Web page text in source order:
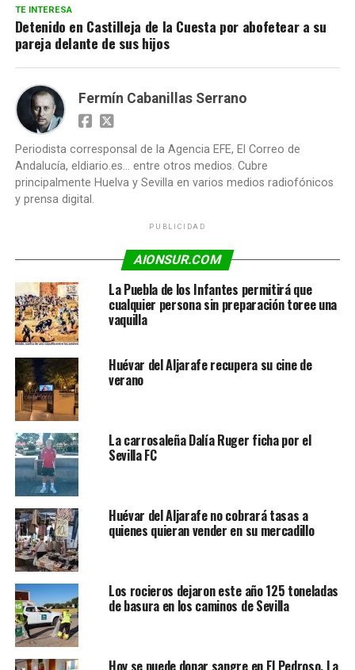
TE INTERESA
Detenido en Castilleja de la Cuesta por abofetear a su
pareja delante de sus hijos
Fermín Cabanillas Serrano
Periodista corresponsal de la Agencia EFE, El Correo de
Andalucía, eldiario.es... entre otros medios. Cubre
principalmente Huelva y Sevilla en varios medios radiofónicos
y prensa digital.
PUBLICIDAD
AIONSUR.COM
La Puebla de los Infantes permitirá que
cualquier persona sin preparación toree una
vaquilla
Huévar del Aljarafe recupera su cine de
verano
La carrosaleña Dalía Ruger ficha por el
Sevilla FC
Huévar del Aljarafe no cobrará tasas a
quienes quieran vender en su mercadillo
Los rocieros dejaron este año 125 toneladas
de basura en los caminos de Sevilla
Hoy se puede donar sangre en El Pedroso, La